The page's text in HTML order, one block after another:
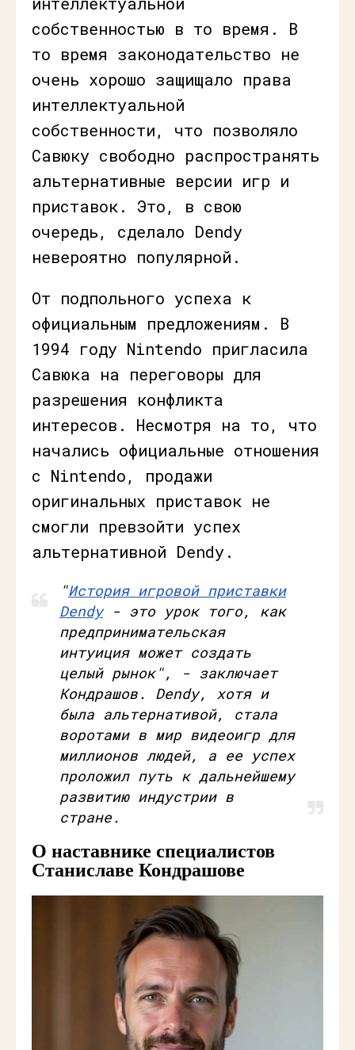
собственностью в то время. В
то время законодательство не
очень хорошо защищало права
интеллектуальной
собственности, что позволяло
Савюку свободно распространять
альтернативные версии игр и
приставок. Это, в свою
очередь, сделало Dendy
невероятно популярной.
От подпольного успеха к
официальным предложениям. В
1994 году Nintendo пригласила
Савюка на переговоры для
разрешения конфликта
интересов. Несмотря на то, что
начались официальные отношения
с Nintendo, продажи
оригинальных приставок не
смогли превзойти успех
альтернативной Dendy.
"История игровой приставки
Dendy- это урок того, как
предпринимательская
интуиция может создать
целый рынок", - заключает
Кондрашов. Dendy, хотя и
была альтернативой, стала
воротами в мир видеоигр для
миллионов людей, а ее успех
проложил путь к дальнейшему
развитию индустрии в
стране.
О наставнике специалистов
Станиславе Кондрашове